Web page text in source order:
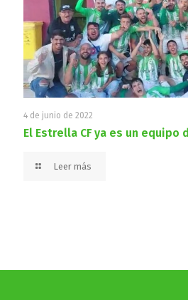
4 de junio de 2022
El Estrella CF ya es un equipo
Leer más